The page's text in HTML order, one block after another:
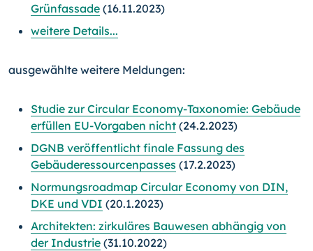
Grünfassade (16.11.2023)
weitere Details...
ausgewählte weitere Meldungen:
Studie zur Circular Economy-Taxonomie: Gebäude
erfüllen EU-Vorgaben nicht (24.2.2023)
DGNB veröffentlicht finale Fassung des
Gebäuderessourcenpasses (17.2.2023)
Normungsroadmap Circular Economy von DIN,
DKE und VDI (20.1.2023)
Architekten: zirkuläres Bauwesen abhängig von
der Industrie (31.10.2022)